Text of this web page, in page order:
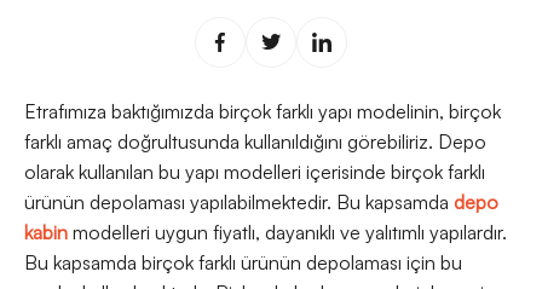
Etrafımıza baktığımızda birçok farklı yapı modelinin, birçok
farklı amaç doğrultusunda kullanıldığını görebiliriz. Depo
olarak kullanılan bu yapı modelleri içerisinde birçok farklı
ürünün depolaması yapılabilmektedir. Bu kapsamda depo
kabin modelleri uygun fiyatlı, dayanıklı ve yalıtımlı yapılardır.
Bu kapsamda birçok farklı ürünün depolaması için bu